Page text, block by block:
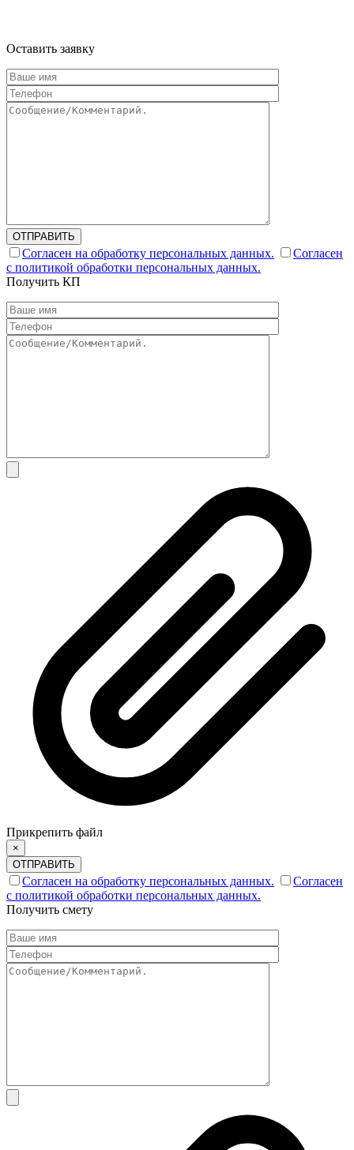
Оставить заявку
ОТПРАВИТЬ
Согласен на обработку персональных данных.
Согласен
с политикой обработки персональных данных.
Получить КП
Прикрепить файл
×
ОТПРАВИТЬ
Согласен на обработку персональных данных.
Согласен
с политикой обработки персональных данных.
Получить смету